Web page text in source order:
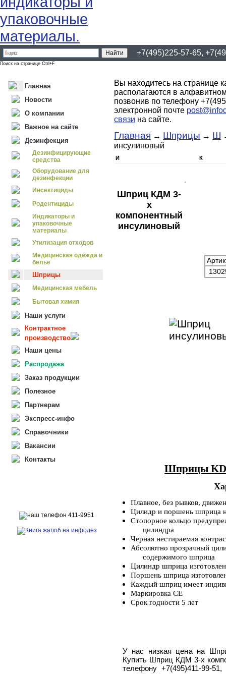
+7(495)225-57-65,
Поиск на странице Ctrl+F
Главная
Новости
О компании
Важное на сайте
Дезинфекция
Дезинфицирующие
средства
Оборудование для
дезинфекции
Инсектициды
Родентициды
Индикаторы и
упаковочные
материалы
Утилизация отходов
Медицинская одежда и
белье
Шприцы
Медицинская мебель
Бытовая химия
Наши услуги
Контрактное
производство
Наши цены
Распродажа
Заказ продукции
Полезное
Партнерам
Экспресс-инфо
Справочники
Вакансии
Контакты
Вы находитесь на странице
располагаются в
позвонив по телефону
электронной почте
связи на сайте.
Главная → Шприцы → Ш
инсулиновый
И К
Шприц КДМ 3-
х
компонентный
инсулиновый
Шприцы
Плавное, без рывков,
Цилидр и поршень шприца
Стопорное кольцо
цилиндра
Черная нестираемая
Абсолютно прозрачный
содержимого шприца
Цилиндр шприца
Поршень шприца
Каждый шприц имеет
Маркировка СЕ
Срок годности 5 лет
У нас низкая цена на
Купить Шприц КДМ 3-х
телефону +7(495)411-99-